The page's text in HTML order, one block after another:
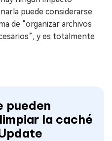
puede considerarse
de “organizar archivos
y es totalmente
pueden
la caché